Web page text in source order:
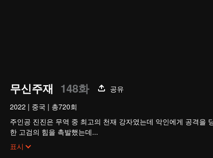
무신주재 148화
공유
2022 | 중국 | 총720회
주인공 진진은 무역 중 최고의 천재 강자였는데 악인에게 공격을
한 고검의 힘을 촉발했는데...
300년 후, 천무 대륙의 외딴곳에서, 동명이인 소년이 우연히 진진
옛날의 강자 신화를 되찾고, 사랑하는 모든 것을 지키기 위해 진
표시